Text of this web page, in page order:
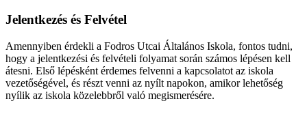
Jelentkezés és Felvétel
Amennyiben érdekli a Fodros Utcai Általános Iskola, fontos tudni,
hogy a jelentkezési és felvételi folyamat során számos lépésen kell
átesni. Első lépésként érdemes felvenni a kapcsolatot az iskola
vezetőségével, és részt venni az nyílt napokon, amikor lehetőség
nyílik az iskola közelebbről való megismerésére.